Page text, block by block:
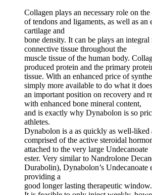
Collagen plays an necessary role on the
of tendons and ligaments, as well as an
cartilage and
bone density. It can be plays an
connective tissue throughout the
muscle tissue of the human body.
produced protein and the primary
tissue. With an enhanced price of
simply more available to do what it
an important position on recovery and
with enhanced bone mineral content,
and is exactly why Dynabolon is so
athletes.
Dynabolon is a as quickly as well-liked
comprised of the active steroidal
attached to the very large Undecanoate
ester. Very similar to Nandrolone
Durabolin), Dynabolon’s Undecanoate
providing a
good longer lasting therapeutic window.